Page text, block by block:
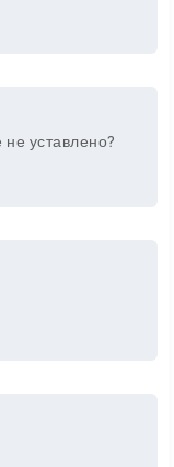
уставлено?